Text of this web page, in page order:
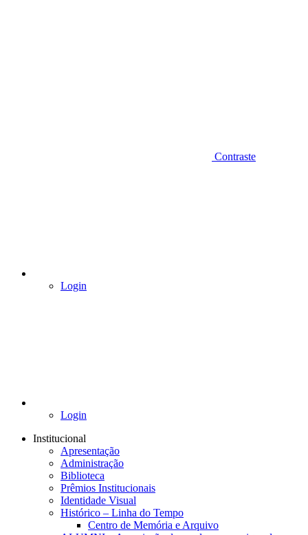
Contraste
Login
Login
Institucional
Apresentação
Administração
Biblioteca
Prêmios Institucionais
Identidade Visual
Histórico – Linha do Tempo
Centro de Memória e Arquivo